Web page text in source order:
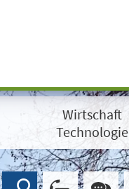
Wirtschaft
Technologie